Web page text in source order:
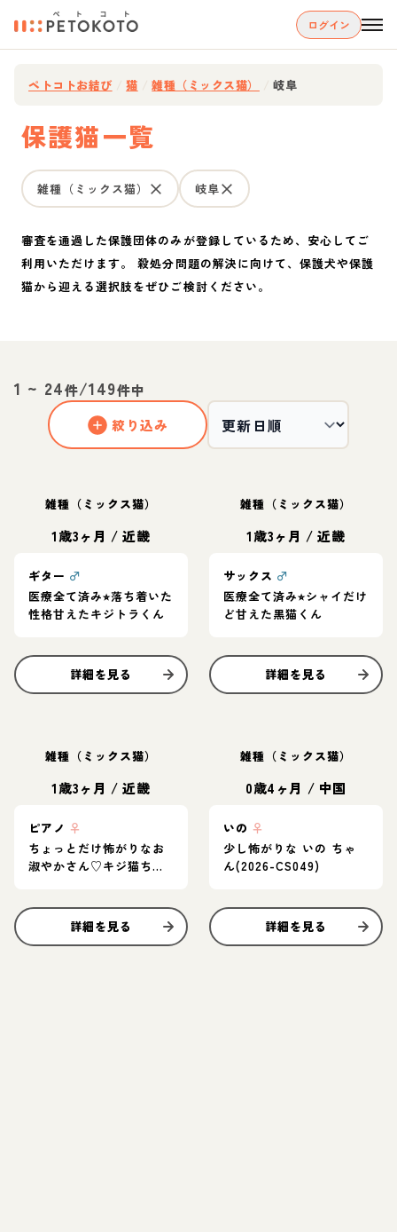
ログイン
ペトコトお結び 猫 雑種（ミックス猫） 岐阜
保護猫一覧
雑種（ミックス猫） 岐阜
審査を通過した保護団体のみが登録しているため、安心してご
利用いただけます。 殺処分問題の解決に向けて、保護犬や保護
猫から迎える選択肢をぜひご検討ください。
1 ~ 24件/149件中
絞り込み
雑種（ミックス猫）
1歳3ヶ月 /近畿
ギター ♂
医療全て済み⭐︎落ち着いた
性格甘えたキジトラくん
詳細を見る
雑種（ミックス猫）
1歳3ヶ月 /近畿
サックス ♂
医療全て済み⭐︎シャイだけ
ど甘えた黒猫くん
詳細を見る
雑種（ミックス猫）
1歳3ヶ月 /近畿
ピアノ ♀
ちょっとだけ怖がりなお
淑やかさん♡キジ猫ちゃ
詳細を見る
雑種（ミックス猫）
0歳4ヶ月 / 中国
いの ♀
少し怖がりな いの ちゃ
ん(2026-CS049)
詳細を見る